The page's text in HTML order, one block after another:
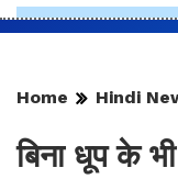
Home Hindi
बिना धूप के